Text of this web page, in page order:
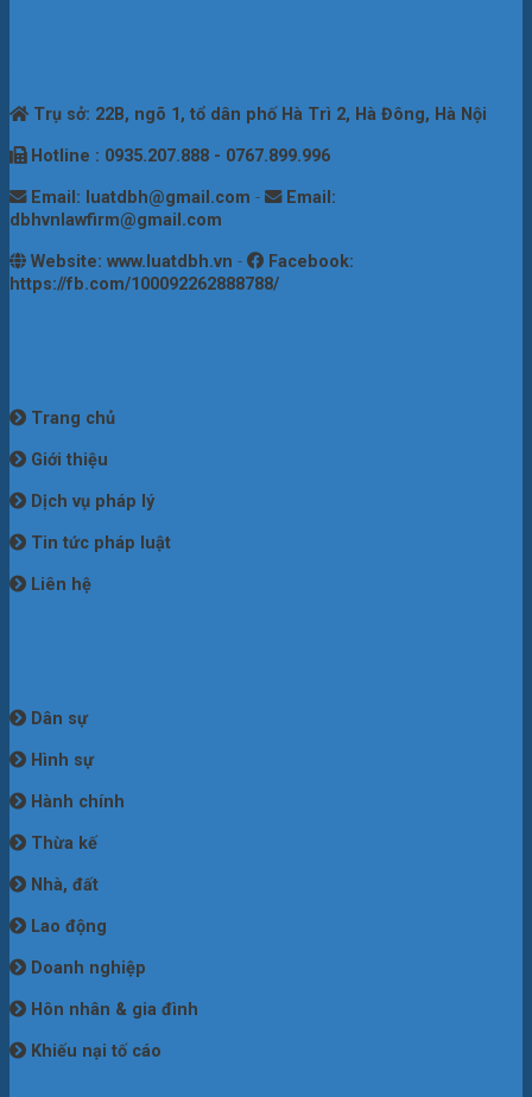
Trụ sở: 22B, ngõ 1, tổ dân phố Hà Trì 2, Hà Đông, Hà Nội
Hotline : 0935.207.888 - 0767.899.996
Email: luatdbh@gmail.com -
Email:
dbhvnlawfirm@gmail.com
Website: www.luatdbh.vn -
Facebook:
https://fb.com/100092262888788/
Trang chủ
Giới thiệu
Dịch vụ pháp lý
Tin tức pháp luật
Liên hệ
Dân sự
Hình sự
Hành chính
Thừa kế
Nhà, đất
Lao động
Doanh nghiệp
Hôn nhân & gia đình
Khiếu nại tố cáo